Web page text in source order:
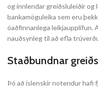
og innlendar greiðsluleiðir og
bankamöguleika sem eru
óaðfinnanlega leikjaupplifun.
nauðsynleg til að efla
Staðbundnar
Þó að íslenskir notendur hafi